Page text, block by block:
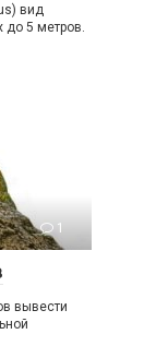
вид
до 5 метров.
1
вывести